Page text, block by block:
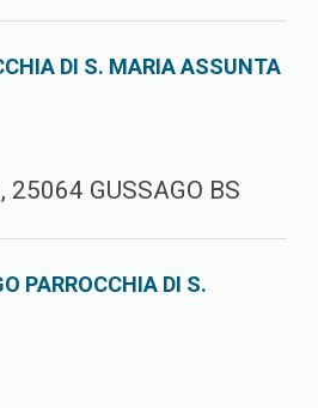
DI S. MARIA ASSUNTA
25064 GUSSAGO BS
PARROCCHIA DI S.